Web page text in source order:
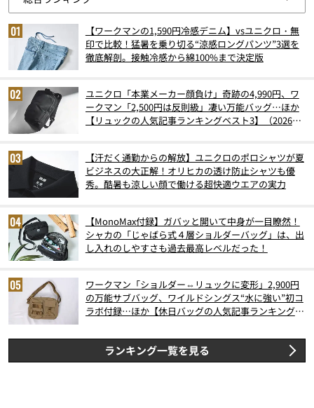
【ワークマンの1,590円冷感デニム】vsユニクロ・無
印で比較！猛暑を乗り切る“涼感ロングパンツ”3選を
徹底解剖。接触冷感から綿100%まで決定版
ユニクロ「本業メーカー顔負け」奇跡の4,990円、ワ
ークマン「2,500円は反則級」凄い万能バッグ…ほか
【リュックの人気記事ランキングベスト3】（2026年
【汗だく通勤からの解放】ユニクロのポロシャツが夏
ビジネスの大正解！オリヒカの透け防止シャツも優
秀。酷暑も涼しい顔で働ける超快適ウエアの実力
【MonoMax付録】ガバッと開いて中身が一目瞭然！
シャカの「じゃばら式４層ショルダーバッグ」は、出
し入れのしやすさも過去最高レベルだった！
ワークマン「ショルダー⇔リュックに変形」2,900円
の万能サブバッグ、ワイルドシングス“水に強い”初コ
ラボ付録…ほか【休日バッグの人気記事ランキングベ
ランキング一覧を見る